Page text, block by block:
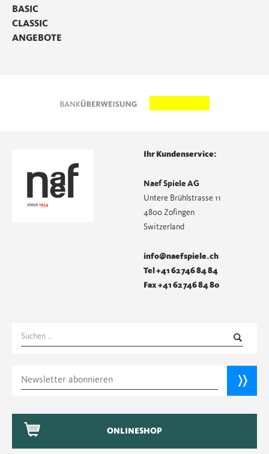
BASIC
CLASSIC
ANGEBOTE
Ihr Kundenservice:
Naef Spiele AG
Untere Brühlstrasse 11
4800 Zofingen
Switzerland
info@naefspiele.ch
Tel +41 62 746 84 84
Fax +41 62 746 84 80
Suchen
nach:
ONLINESHOP